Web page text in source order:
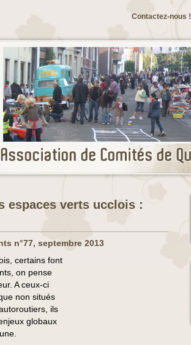
Contactez-nous !
espaces verts ucclois :
n°77, septembre 2013
certains font
on pense
A ceux-ci
non situés
ils
globaux